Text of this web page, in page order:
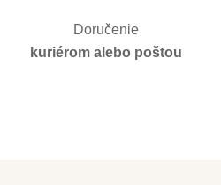
Doručenie
kuriérom alebo poštou